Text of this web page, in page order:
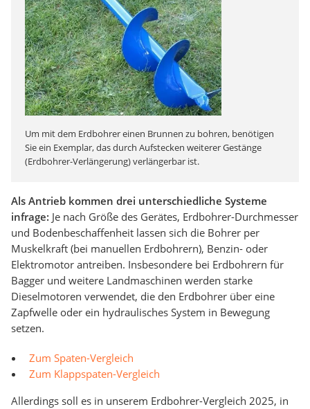
Um mit dem Erdbohrer einen Brunnen zu bohren, benötigen
Sie ein Exemplar, das durch Aufstecken weiterer Gestänge
(Erdbohrer-Verlängerung) verlängerbar ist.
Als Antrieb kommen drei unterschiedliche Systeme
infrage: Je nach Größe des Gerätes, Erdbohrer-Durchmesser
und Bodenbeschaffenheit lassen sich die Bohrer per
Muskelkraft (bei manuellen Erdbohrern), Benzin- oder
Elektromotor antreiben. Insbesondere bei Erdbohrern für
Bagger und weitere Landmaschinen werden starke
Dieselmotoren verwendet, die den Erdbohrer über eine
Zapfwelle oder ein hydraulisches System in Bewegung
setzen.
Zum Spaten-Vergleich
Zum Klappspaten-Vergleich
Allerdings soll es in unserem Erdbohrer-Vergleich 2025, in